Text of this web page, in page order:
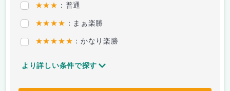
★★★ ：普通
★★★★ ：まぁ楽勝
★★★★★ ：かなり楽勝
より詳しい条件で探す